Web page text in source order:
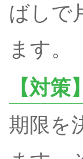
ばしで
ます。
【対策】
期限を